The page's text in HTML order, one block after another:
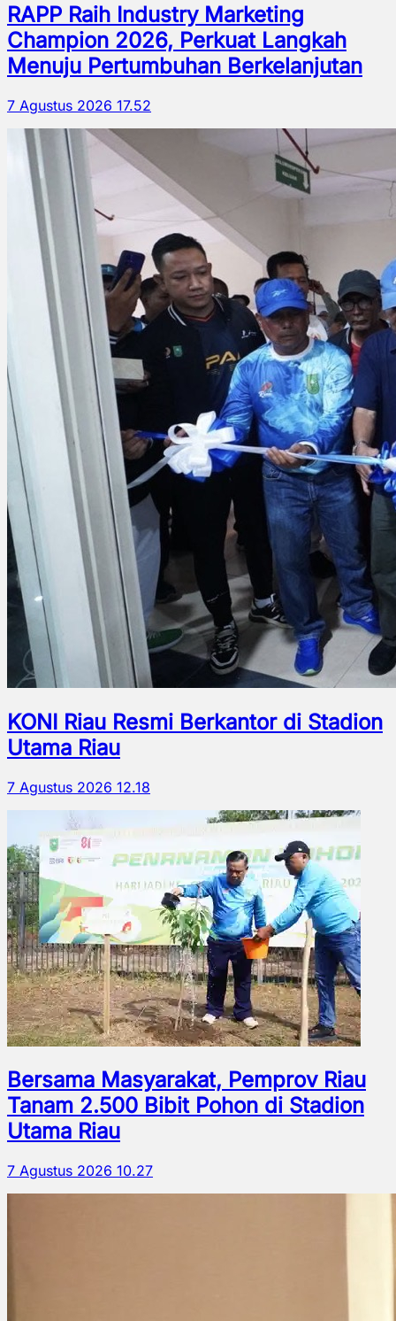
RAPP Raih Industry Marketing
Champion 2026, Perkuat Langkah
Menuju Pertumbuhan Berkelanjutan
7 Agustus 2026 17.52
KONI Riau Resmi Berkantor di Stadion
Utama Riau
7 Agustus 2026 12.18
Bersama Masyarakat, Pemprov Riau
Tanam 2.500 Bibit Pohon di Stadion
Utama Riau
7 Agustus 2026 10.27